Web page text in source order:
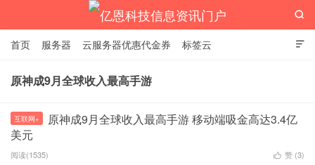
亿恩科技信息资讯门户

首页 服务器 云服务器优惠代金券 标签云

原神成9月全球收入最高手游
互联网+
原神成9月全球收入最高手游 移动端吸金高达3.4亿
美元
阅读(1535)  赞 (3)